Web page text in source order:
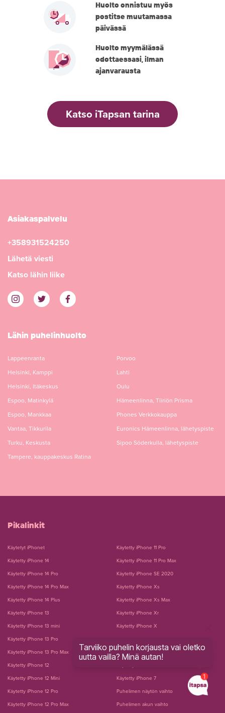
Huolto onnistuu myös
postitse muutamassa
päivässä
Huolto myymälässä
odottaessasi, ilman
ajanvarausta
Katso iTapsan tarina
Asiakaspalvelu
+358931524250
Lähetä viesti
Katso lähin liike
Lähin puhelinhuolto
Lappeenranta
Helsinki, Kamppi
Helsinki, Itäkeskus
Espoo, Matinkylä
Espoo, Mankkaa
Vantaa, Tikkurila
Turku, Keskusta
Tampere, kauppakeskus Ratina
Porvoo
Lahti
Oulu
Hämeenlinna, Tiiriön Prisma
Phones Verkkokauppa
Euronics Hämeenlinna, lähetyspiste
Sipoo Söderkulla, lähetyspiste
Pikalinkit
Käytetyt iPhonet
Käytetty iPhone 14
Käytetty iPhone 14 Pro
Käytetty iPhone 14 Pro Max
Käytetty iPhone 14 Plus
Käytetty iPhone 13
Käytetty iPhone 13 mini
Käytetty iPhone 13 Pro
Käytetty iPhone 13 Pro Max
Käytetty iPhone 12
Käytetty iPhone 12 Mini
Käytetty iPhone 12 Pro
Käytetty iPhone 12 Pro Max
Käytetty iPhone 11 Pro
Käytetty iPhone 11 Pro Max
Käytetty iPhone SE 2020
Käytetty iPhone Xs
Käytetty iPhone Xs Max
Käytetty iPhone Xr
Käytetty iPhone X
Käytetty iPhone 8
Käytetty iPhone 7
Puhelimen näytön vaihto
Puhelimen akun vaihto
Tarviiko puhelin korjausta vai oletko
uutta vailla? Minä autan!